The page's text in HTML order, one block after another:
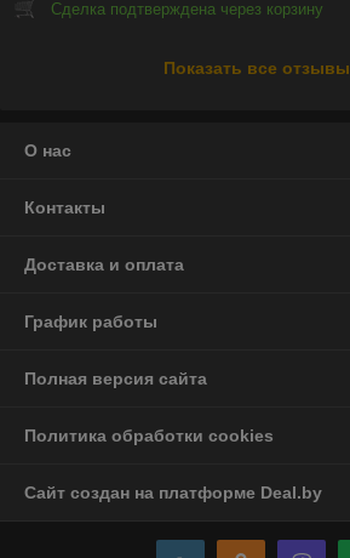
Сделка подтверждена через корзину
Показать все отзывы
О нас
Контакты
Доставка и оплата
График работы
Полная версия сайта
Политика обработки cookies
Сайт создан на платформе Deal.by